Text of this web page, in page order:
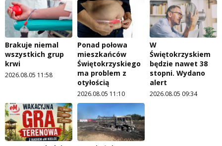
Brakuje niemal
wszystkich grup
krwi
2026.08.05 11:58
Ponad połowa
mieszkańców
Świętokrzyskiego
ma problem z
otyłością
2026.08.05 11:10
W
Świętokrzyskiem
będzie nawet 38
stopni. Wydano
alert
2026.08.05 09:34